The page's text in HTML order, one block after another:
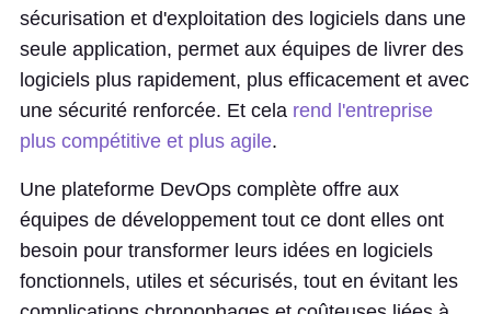
sécurisation et d'exploitation des logiciels dans une
seule application, permet aux équipes de livrer des
logiciels plus rapidement, plus efficacement et avec
une sécurité renforcée. Et cela rend l'entreprise
plus compétitive et plus agile.
Une plateforme DevOps complète offre aux
équipes de développement tout ce dont elles ont
besoin pour transformer leurs idées en logiciels
fonctionnels, utiles et sécurisés, tout en évitant les